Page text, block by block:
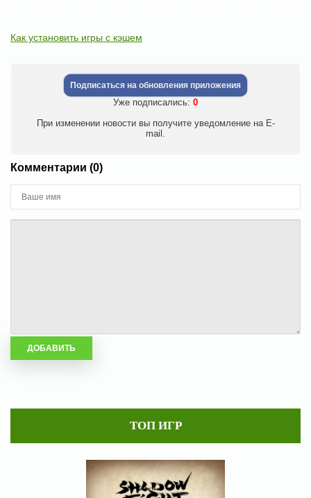
Как установить игры с кэшем
Подписаться на обновления приложения
Уже подписались: 0
При изменении новости вы получите уведомление на E-
mail.
Комментарии (0)
ТОП ИГР